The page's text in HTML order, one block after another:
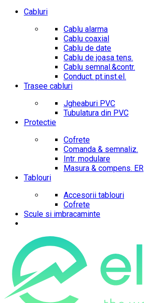
Cabluri
Cablu alarma
Cablu coaxial
Cablu de date
Cablu de joasa tens.
Cablu semnal.&contr.
Conduct. pt.inst.el.
Trasee cabluri
Jgheaburi PVC
Tubulatura din PVC
Protectie
Cofrete
Comanda & semnaliz.
Intr. modulare
Masura & compens. ER
Tablouri
Accesorii tablouri
Cofrete
Scule si imbracaminte